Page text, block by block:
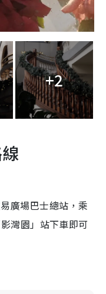
+2
廣場巴士總站，乘
灣園」站下車即可